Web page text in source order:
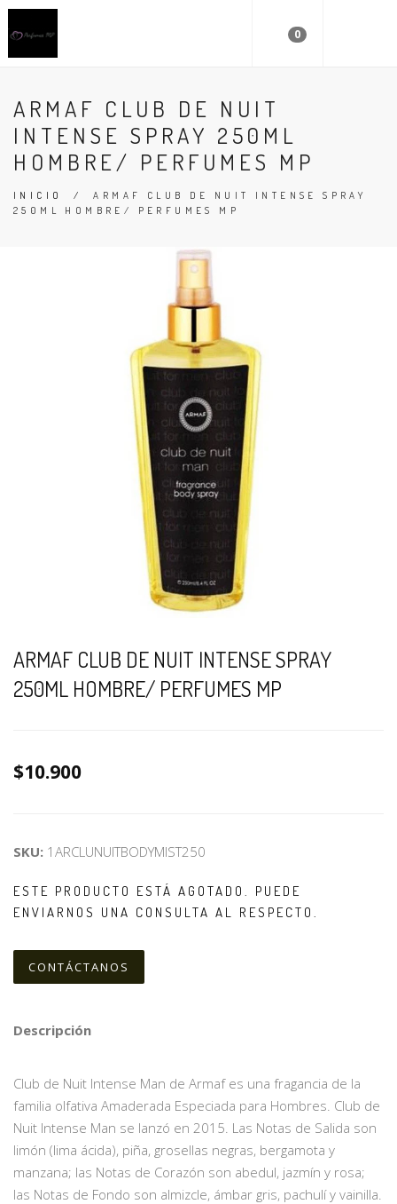
0
ARMAF CLUB DE NUIT
INTENSE SPRAY 250ML
HOMBRE/ PERFUMES MP
INICIO /ARMAF CLUB DE NUIT INTENSE SPRAY
250ML HOMBRE/ PERFUMES MP
ARMAF CLUB DE NUIT INTENSE SPRAY
250ML HOMBRE/ PERFUMES MP
$10.900
SKU: 1ARCLUNUITBODYMIST250
ESTE PRODUCTO ESTÁ AGOTADO. PUEDE
ENVIARNOS UNA CONSULTA AL RESPECTO.
CONTÁCTANOS
Descripción
Club de Nuit Intense Man de Armaf es una fragancia de la
familia olfativa Amaderada Especiada para Hombres. Club de
Nuit Intense Man se lanzó en 2015. Las Notas de Salida son
limón (lima ácida), piña, grosellas negras, bergamota y
manzana; las Notas de Corazón son abedul, jazmín y rosa;
las Notas de Fondo son almizcle, ámbar gris, pachulí y vainilla.